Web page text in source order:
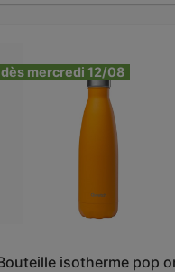
dès mercredi 12/08